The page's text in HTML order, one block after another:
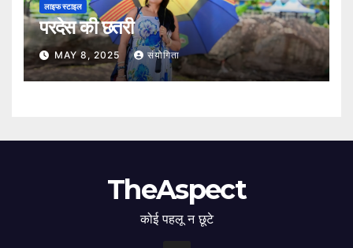
लाइफ स्टाइल
परदेस की छतरी
MAY 8, 2025 संयोगिता
TheAspect
कोई पहलू न छूटे